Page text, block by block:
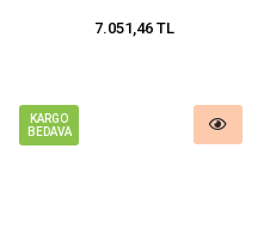
7.051,46 TL
KARGO
BEDAVA